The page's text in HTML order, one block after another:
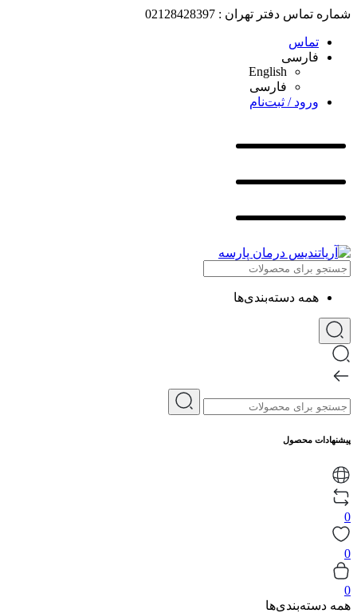
شماره تماس دفتر تهران : 02128428397
تماس
فارسی
English
فارسی
ورود / ثبت‌نام
همه دسته‌بندی‌ها
پیشنهادات محصول
0
0
0
همه دسته‌بندی‌ها